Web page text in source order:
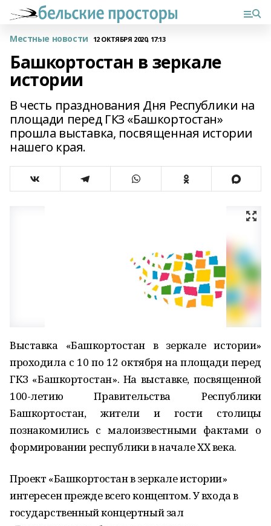
Местные новости 12 ОКТЯБРЯ 2020, 17:13
Башкортостан в зеркале
истории
В честь празднования Дня Республики на
площади перед ГКЗ «Башкортостан»
прошла выставка, посвященная истории
нашего края.
Выставка «Башкортостан в зеркале истории»
проходила с 10 по 12 октября на площади перед
ГКЗ «Башкортостан». На выставке, посвященной
100-летию Правительства Республики
Башкортостан, жители и гости столицы
познакомились с малоизвестными фактами о
формировании республики в начале XX века.
Проект «Башкортостан в зеркале истории»
интересен прежде всего концептом. У входа в
государственный концертный зал